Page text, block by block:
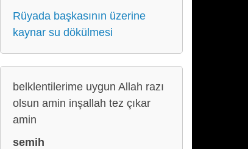
Rüyada başkasının üzerine
kaynar su dökülmesi
belklentilerime uygun Allah razı
olsun amin inşallah tez çıkar
amin
semih